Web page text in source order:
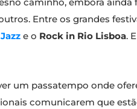
Entre os grandes
e o Rock in Rio Lisboa.
um passatempo onde
comunicarem que